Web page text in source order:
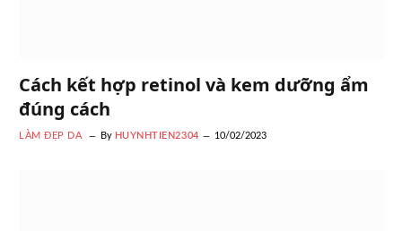
Cách kết hợp retinol và kem dưỡng ẩm
đúng cách
LÀM ĐẸP DA By HUYNHTIEN2304 10/02/2023